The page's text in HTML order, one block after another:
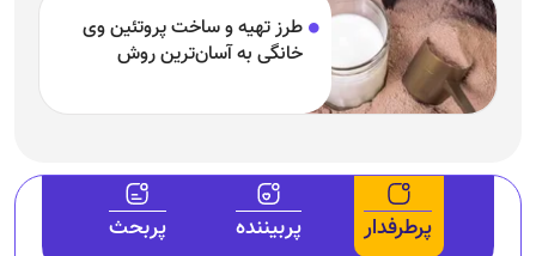
طرز تهیه و ساخت پروتئین وی
خانگی به آسان‌ترین روش
پرطرفدار پربیننده پربحث